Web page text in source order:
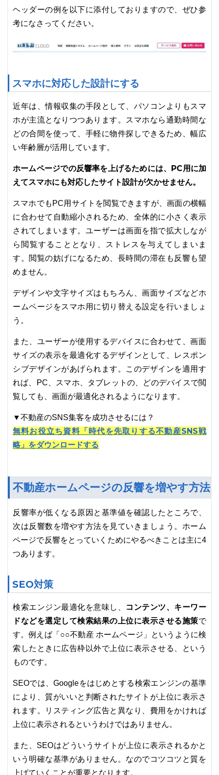
ヘッダーの例を以下に添付しておりますので、ぜひ参
考になさってください。
スマホに対応した設計にする
近年は、情報収集の手段として、パソコンよりもスマ
ホが主流となりつつあります。スマホなら通勤時間な
どの合間を使って、手軽に物件探しできるため、幅広
い年齢層が活用しています。
ホームページでの反響率を上げるためには、PC用に加
えてスマホにも対応したサイト設計が欠かせません。
スマホでもPC用サイトを閲覧できますが、画面の横幅
に合わせて自動縮小されるため、全体的に小さく表示
されてしまいます。ユーザーは画面を指で拡大しなが
ら閲覧することとなり、ストレスを与えてしまいま
す。閲覧の妨げになるため、長時間の滞在も反響も望
めません。
デザインや文字サイズはもちろん、画面サイズなどホ
ームページをスマホ用に切り替える設定を行いましょ
う。
また、ユーザーが使用するデバイスに合わせて、画面
サイズの表示を最適化するデザインとして、レスポン
シブデザインがあげられます。このデザインを適用す
れば、PC、スマホ、タブレットの、どのデバイスで閲
覧しても、画面が最適化されるようになります。
▼不動産のSNS集客を成功させるには？
無料お役立ち資料「時代を先取りする不動産SNS戦
略」をダウンロードする
不動産ホームページの反響を増やす方法
反響率が低くなる原因と基準値を確認したところで、
次は反響数を増やす方法を見ていきましょう。ホーム
ページで反響をとっていくためにやるべきことは主に4
つあります。
SEO対策
検索エンジン最適化を意味し、 コンテンツ、キーワー
ドなどを選定して検索結果の上位に表示させる施策で
す。例えば「○○不動産 ホームページ」というように検
索したときに広告枠以外で上位に表示させる、という
ものです。
SEOでは、Googleをはじめとする検索エンジンの基準
により、質がいいと判断されたサイトが上位に表示さ
れます。リスティング広告と異なり、費用をかければ
上位に表示されるというわけではありません。
また、SEOはどういうサイトが上位に表示されるかと
いう明確な基準がありません。なのでコツコツと質を
上げていくことが重要となります。